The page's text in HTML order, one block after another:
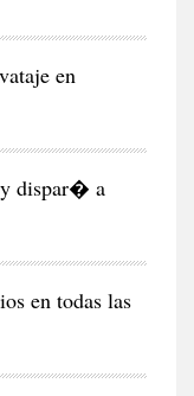
en
y dispar� a
en todas las